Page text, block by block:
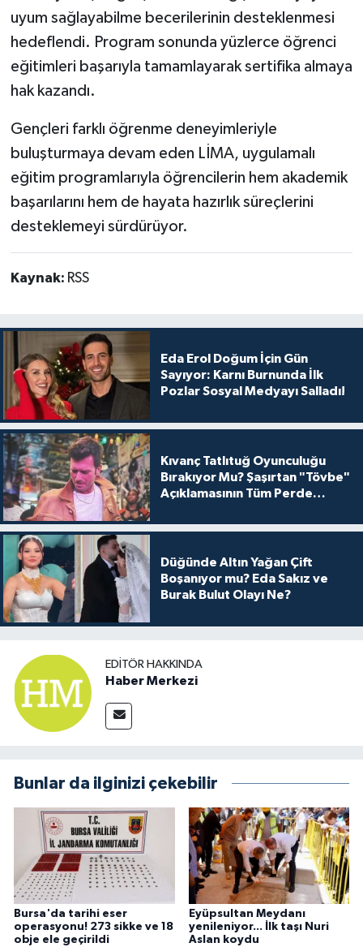
uyum sağlayabilme becerilerinin desteklenmesi
hedeflendi. Program sonunda yüzlerce öğrenci
eğitimleri başarıyla tamamlayarak sertifika almaya
hak kazandı.
Gençleri farklı öğrenme deneyimleriyle
buluşturmaya devam eden LİMA, uygulamalı
eğitim programlarıyla öğrencilerin hem akademik
başarılarını hem de hayata hazırlık süreçlerini
desteklemeyi sürdürüyor.
Kaynak: RSS
Eda Erol Doğum İçin Gün
Sayıyor: Karnı Burnunda İlk
Pozlar Sosyal Medyayı Salladı!
Kıvanç Tatlıtuğ Oyunculuğu
Bırakıyor Mu? Şaşırtan "Tövbe"
Açıklamasının Tüm Perde
Düğünde Altın Yağan Çift
Boşanıyor mu? Eda Sakız ve
Burak Bulut Olayı Ne?
EDITÖR HAKKINDA
Haber Merkezi
Bunlar da ilginizi çekebilir
Bursa'da tarihi eser
operasyonu! 273 sikke ve 18
obje ele geçirildi
Eyüpsultan Meydanı
yenileniyor... İlk taşı Nuri
Aslan koydu